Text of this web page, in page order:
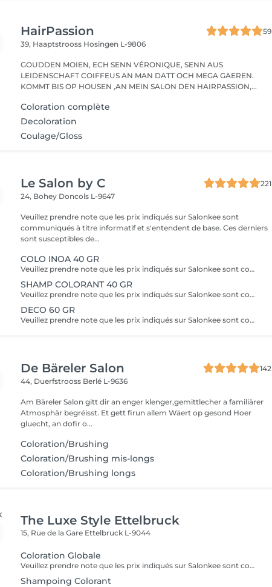
HairPassion
59
39, Haaptstrooss Hosingen L-9806
GOUDDEN MOIEN, ECH SENN VÉRONIQUE, SENN AUS
LEIDENSCHAFT COIFFEUS AN MAN DATT OCH MEGA GAEREN.
KOMMT BIS OP HOUSEN ,AN MEIN SALON DEN HAIRPASSION,...
Coloration complète
Decoloration
Coulage/Gloss
Le Salon by C
221
24, Bohey Doncols L-9647
Veuillez prendre note que les prix indiqués sur Salonkee sont
communiqués à titre informatif et s'entendent de base. Ces derniers
sont susceptibles de...
COLO INOA 40 GR
Veuillez prendre note que les prix indiqués sur Salonkee sont communiqués à titre informatif et s'entendent de base. Ces derniers sont susceptibles de varier selon le diagnostic réalisé à votre arrivée au salon et l'expertise du professionnel à qui vous confiez votre beauté. Dans tous les cas, un devis précis vous sera proposé et toutes réalisations de prestations seront effectuées avec votre accord. Un grand merci d'avance pour votre compréhension. Au plaisir de vous recevoir très vite.
SHAMP COLORANT 40 GR
Veuillez prendre note que les prix indiqués sur Salonkee sont communiqués à titre informatif et s'entendent de base. Ces derniers sont susceptibles de varier selon le diagnostic réalisé à votre arrivée au salon et l'expertise du professionnel à qui vous confiez votre beauté. Dans tous les cas, un devis précis vous sera proposé et toutes réalisations de prestations seront effectuées avec votre accord. Un grand merci d'avance pour votre compréhension. Au plaisir de vous recevoir très vite.
DECO 60 GR
Veuillez prendre note que les prix indiqués sur Salonkee sont communiqués à titre informatif et s'entendent de base. Ces derniers sont susceptibles de varier selon le diagnostic réalisé à votre arrivée au salon et l'expertise du professionnel à qui vous confiez votre beauté. Dans tous les cas, un devis précis vous sera proposé et toutes réalisations de prestations seront effectuées avec votre accord. Un grand merci d'avance pour votre compréhension. Au plaisir de vous recevoir très vite.
De Bäreler Salon
142
44, Duerfstrooss Berlé L-9636
Am Bäreler Salon gitt dir an enger klenger,gemittlecher a familiärer
Atmosphär begréisst. Et gett firun allem Wäert op gesond Hoer
gluecht, an dofir o...
Coloration/Brushing
Coloration/Brushing mis-longs
Coloration/Brushing longs
The Luxe Style Ettelbruck
15, Rue de la Gare Ettelbruck L-9044
Coloration Globale
Veuillez prendre note que les prix indiqués sur Salonkee sont communiqués à titre informatif et s'entendent de base. Ces derniers sont susceptibles de varier selon le diagnostic réalisé à votre arrivée au salon et l'expertise du professionnel à qui vous confiez votre beauté. Dans tous les cas, un devis précis vous sera proposé et toutes réalisations de prestations seront effectuées avec votre accord. Un grand merci d'avance pour votre compréhension. Au plaisir de vous recevoir très vite.
Shampoing Colorant